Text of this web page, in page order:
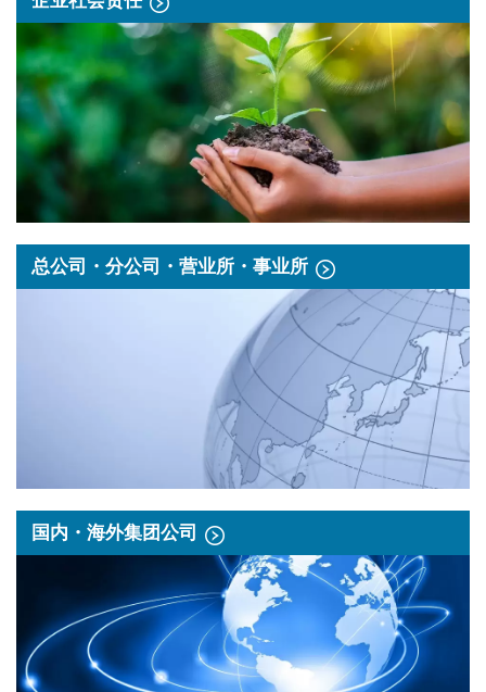
总公司・分公司・营业所・事业所
国内・海外集团公司